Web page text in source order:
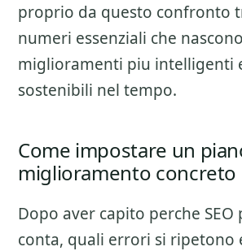
proprio da questo confronto
numeri essenziali che
miglioramenti piu intelligenti
sostenibili nel tempo.
Come impostare un
miglioramento concreto
Dopo aver capito perche
conta, quali errori si ripetono